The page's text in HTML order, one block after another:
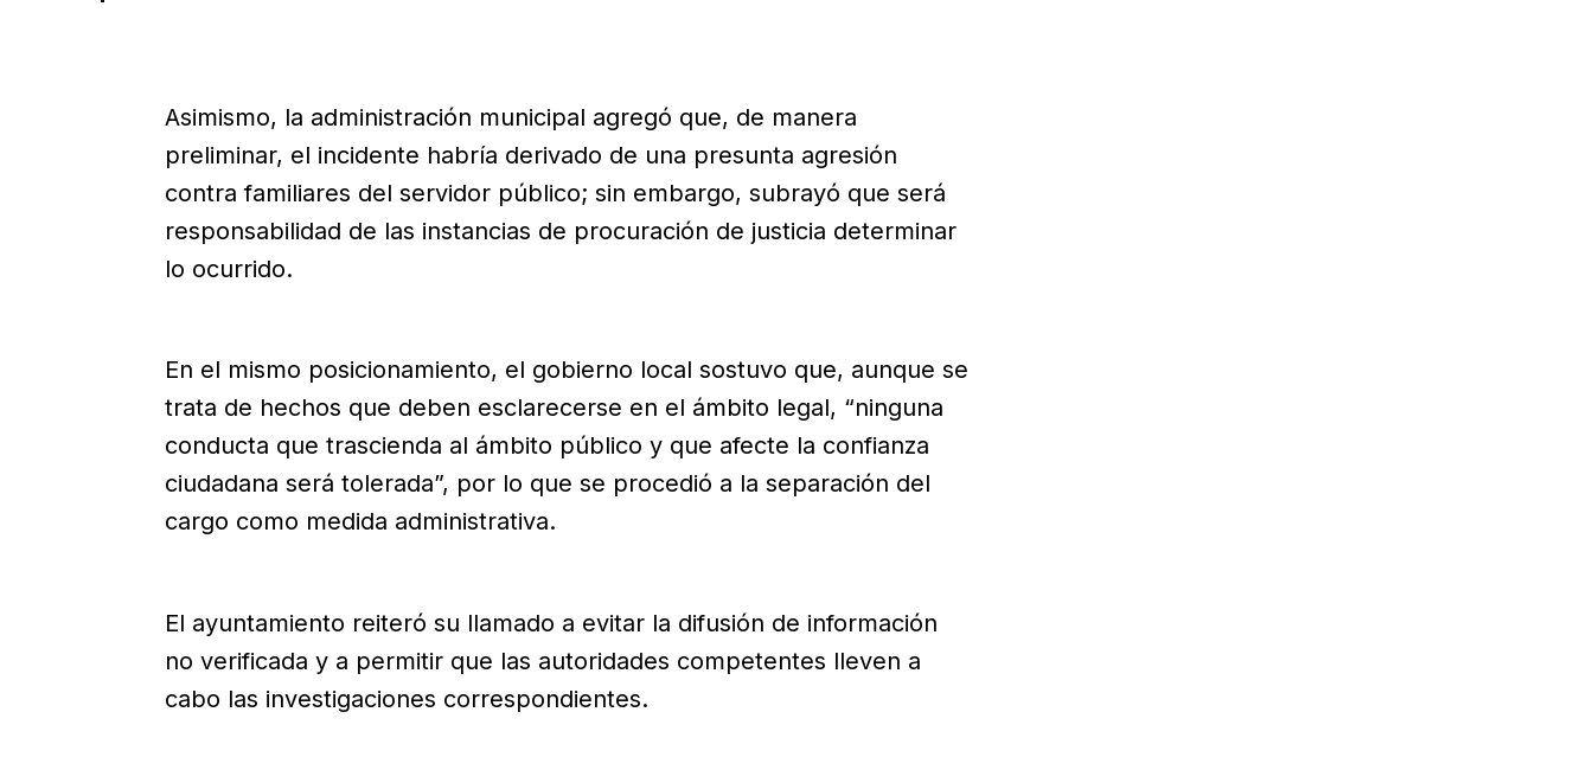
Asimismo, la administración municipal agregó que, de manera
preliminar, el incidente habría derivado de una presunta agresión
contra familiares del servidor público; sin embargo, subrayó que será
responsabilidad de las instancias de procuración de justicia determinar
lo ocurrido.
En el mismo posicionamiento, el gobierno local sostuvo que, aunque se
trata de hechos que deben esclarecerse en el ámbito legal, “ninguna
conducta que trascienda al ámbito público y que afecte la confianza
ciudadana será tolerada”, por lo que se procedió a la separación del
cargo como medida administrativa.
El ayuntamiento reiteró su llamado a evitar la difusión de información
no verificada y a permitir que las autoridades competentes lleven a
cabo las investigaciones correspondientes.